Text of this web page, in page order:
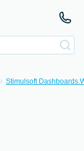
Stimulsoft